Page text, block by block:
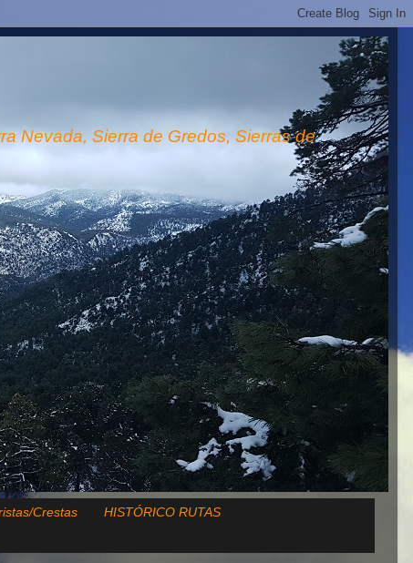
Nevada, Sierra de Gredos, Sierras de
Crestas
HISTÓRICO RUTAS